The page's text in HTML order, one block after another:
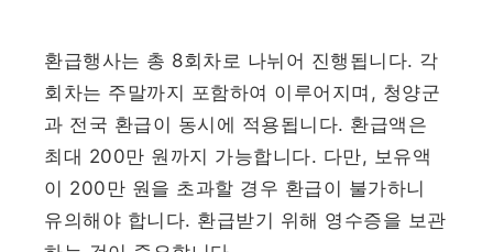
환급행사는 총 8회차로 나뉘어 진행됩니다. 각
회차는 주말까지 포함하여 이루어지며, 청양군
과 전국 환급이 동시에 적용됩니다. 환급액은
최대 200만 원까지 가능합니다. 다만, 보유액
이 200만 원을 초과할 경우 환급이 불가하니
유의해야 합니다. 환급받기 위해 영수증을 보관